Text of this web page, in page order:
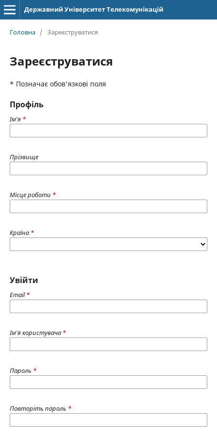
Державний Університет Телекомунікацій
Головна / Зареєструватися
Зареєструватися
* Позначає обов'язкові поля
Профіль
Ім'я *
Прізвище
Місце роботи *
Країна *
Увійти
Email*
Ім'я користувача *
Пароль *
Повторіть пароль *